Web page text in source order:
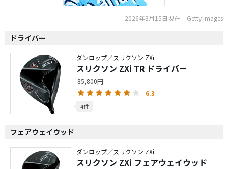
2026年3月15日現在 Getty Images
ドライバー
ダンロップ／スリクソン ZXi
スリクソン ZXi TR ドライバー
85,800円
6.3
4件
フェアウェイウッド
ダンロップ／スリクソン ZXi
スリクソン ZXi フェアウェイウッド